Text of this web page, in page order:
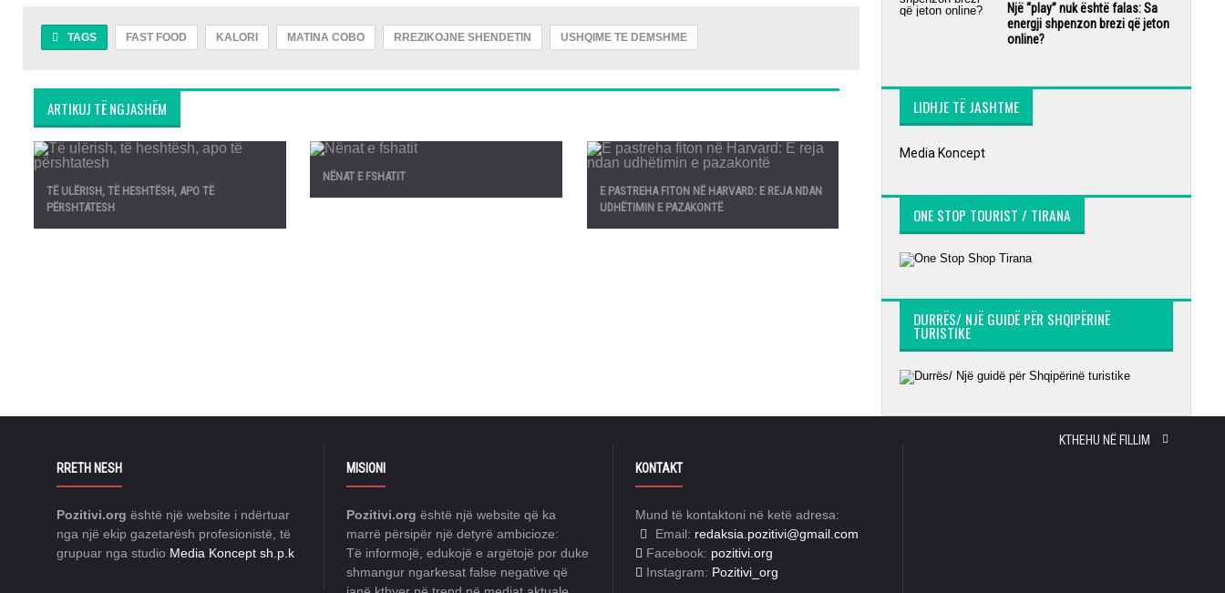
TAGS FAST FOOD KALORI MATINA COBO RREZIKOJNE SHENDETIN USHQIME TE DEMSHME
ARTIKUJ TË NGJASHËM
TË ULËRISH, TË HESHTËSH, APO TË
PËRSHTATESH
NËNAT E FSHATIT
E PASTREHA FITON NË HARVARD: E REJA NDAN
UDHËTIMIN E PAZAKONTË
Një “play” nuk është falas: Sa
energji shpenzon brezi që jeton
online?
LIDHJE TË JASHTME
Media Koncept
ONE STOP TOURIST / TIRANA
DURRËS/ NJË GUIDË PËR SHQIPËRINË
TURISTIKE
KTHEHU NË FILLIM
RRETH NESH
Pozitivi.org është një website i ndërtuar
nga një ekip gazetarësh profesionistë, të
grupuar nga studio Media Koncept sh.p.k
MISIONI
Pozitivi.org është një website që ka
marrë përsipër një detyrë ambicioze:
Të informojë, edukojë e argëtojë por duke
shmangur ngarkesat false negative që
KONTAKT
Mund të kontaktoni në ketë adresa:
Email: redaksia.pozitivi@gmail.com
Facebook: pozitivi.org
Instagram: Pozitivi_org